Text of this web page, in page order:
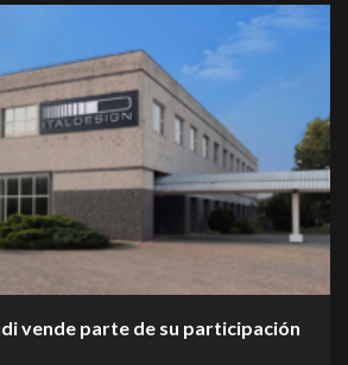
vende parte de su participación